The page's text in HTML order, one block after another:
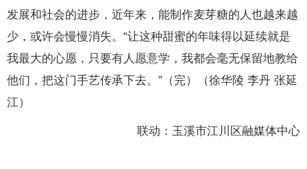
发展和社会的进步，近年来，能制作麦芽糖的人也越来越
少，或许会慢慢消失。“让这种甜蜜的年味得以延续就是
我最大的心愿，只要有人愿意学，我都会毫无保留地教给
他们，把这门手艺传承下去。”（完）（徐华陵 李丹 张延
江）
联动：玉溪市江川区融媒体中心